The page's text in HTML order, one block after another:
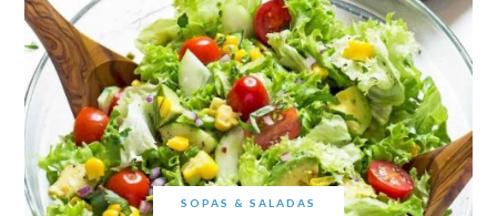
SOPAS & SALADAS